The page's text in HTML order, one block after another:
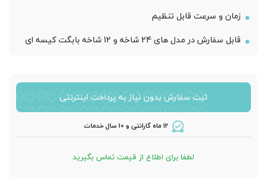
زمان و سرعت قابل تنظیم
قابل سفارش در مدل های 24 شاخه و 12 شاخه بابگت کیسه ای
ثبت سفارش بدون نیاز به پرداخت اینترنتی
12 ماه گارانتی و 10 سال خدمات
لطفا برای اطلاع از قیمت تماس بگیرید